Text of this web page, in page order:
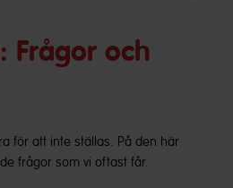
Frågor och
för att inte ställas. På den här
frågor som vi oftast får.